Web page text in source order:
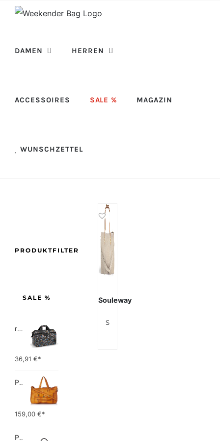
Skip
DAMEN HERREN
ACCESSOIRES SALE % MAGAZIN
WUNSCHZETTEL
Souleway
SOULEWAY Canvas Weekender – Reise-Tasche – Sport-Tasche – Handmade in Germany – Handgepäck – Wasserabweisend
PRODUKTFILTER
SALE %
reisenthel allrounder L pocket  Vielseitige Doktortasche für Reise, Arbeit und Freizeit  Mit praktischer Trolley…
36,91 €*
PIECES TOTALLY ROYAL LEATHER TRAVEL BAG 17055349 Damen Umhängetaschen ,1 Groesse (51 x 33 x 14,5 cm)
159,00 €*
Picard Unisex-Erwachsene Buddy Gepäck- Handgepäck